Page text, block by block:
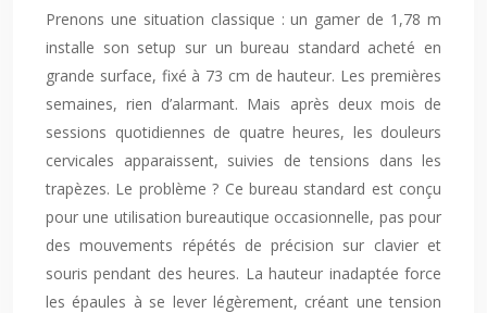
Prenons une situation classique : un gamer de 1,78 m
installe son setup sur un bureau standard acheté en
grande surface, fixé à 73 cm de hauteur. Les premières
semaines, rien d’alarmant. Mais après deux mois de
sessions quotidiennes de quatre heures, les douleurs
cervicales apparaissent, suivies de tensions dans les
trapèzes. Le problème ? Ce bureau standard est conçu
pour une utilisation bureautique occasionnelle, pas pour
des mouvements répétés de précision sur clavier et
souris pendant des heures. La hauteur inadaptée force
les épaules à se lever légèrement, créant une tension